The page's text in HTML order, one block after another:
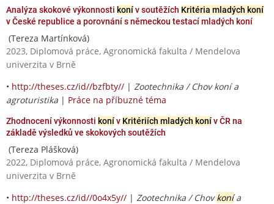
Analýza skokové výkonnosti konív soutěžích Kritéria mladých koní
v České republice a porovnání s německou testací mladých koní
(Tereza Martínková)
2023, Diplomová práce, Agronomická fakulta / Mendelova
univerzita v Brně
• http://theses.cz/id//bzfbty// | Zootechnika / Chov koní a
agroturistika | Práce na příbuzné téma
Zhodnocení výkonnosti konív Kritériích mladých konív ČR na
základě výsledků ve skokových soutěžích
(Tereza Plášková)
2022, Diplomová práce, Agronomická fakulta / Mendelova
univerzita v Brně
• http://theses.cz/id//0o4x5y// | Zootechnika / Chovkonía